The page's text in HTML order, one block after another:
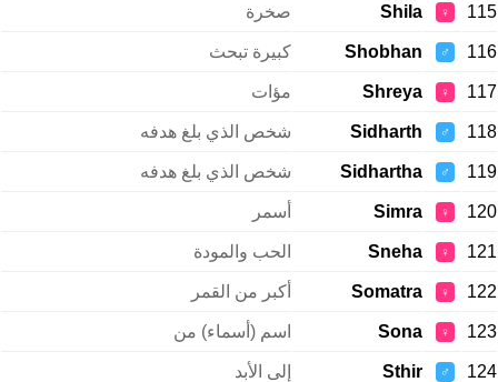
115
♀
Shila صخرة
116
♂
Shobhan كبيرة تبحث
117
♀
Shreya مؤات
118
♂
Sidharth شخص الذي بلغ هدفه
119
♂
Sidhartha شخص الذي بلغ هدفه
120
♀
Simra أسمر
121
♀
Sneha الحب والمودة
122
♀
Somatra أكبر من القمر
123
♀
Sona اسم (أسماء) من
124
♂
Sthir إلى الأبد